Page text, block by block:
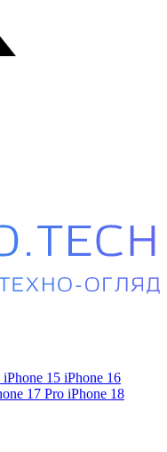
iPhone 15 iPhone 16
17 Pro iPhone 18